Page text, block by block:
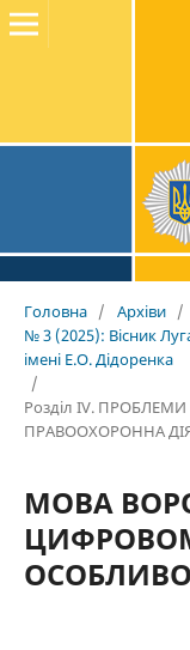
Головна / Архіви /
№ 3 (2025): Вісник
імені Е.О. Дідоренка
/
Розділ ІV.
ПРАВООХОРОННА
МОВА